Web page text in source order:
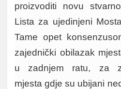
proizvoditi novu
Lista za ujedinjeni
Tame opet
zajednički obilazak
u zadnjem ratu, za
mjesta gdje su ubijani